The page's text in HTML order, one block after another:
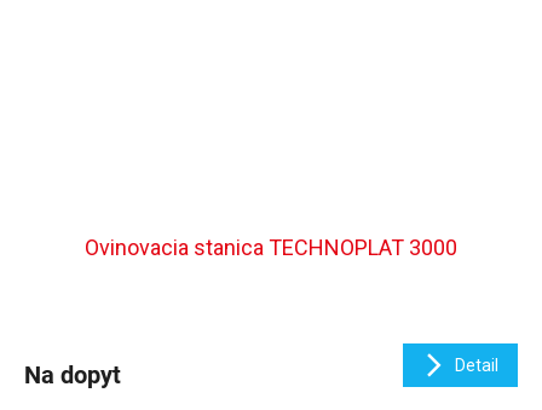
Ovinovacia stanica TECHNOPLAT 3000
Na dopyt Detail